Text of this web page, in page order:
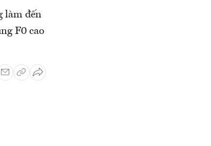
làm đến
F0 cao